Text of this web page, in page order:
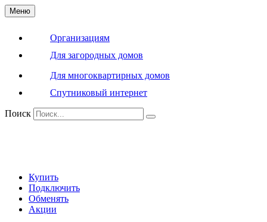
Меню
Организациям
Для загородных домов
Для многоквартирных домов
Спутниковый интернет
Поиск
Купить
Подключить
Обменять
Акции